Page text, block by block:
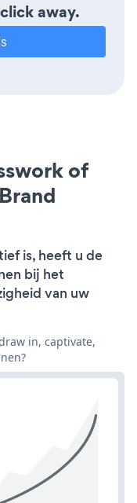
away.
of
is, heeft u de
bij het
van uw
in, captivate,